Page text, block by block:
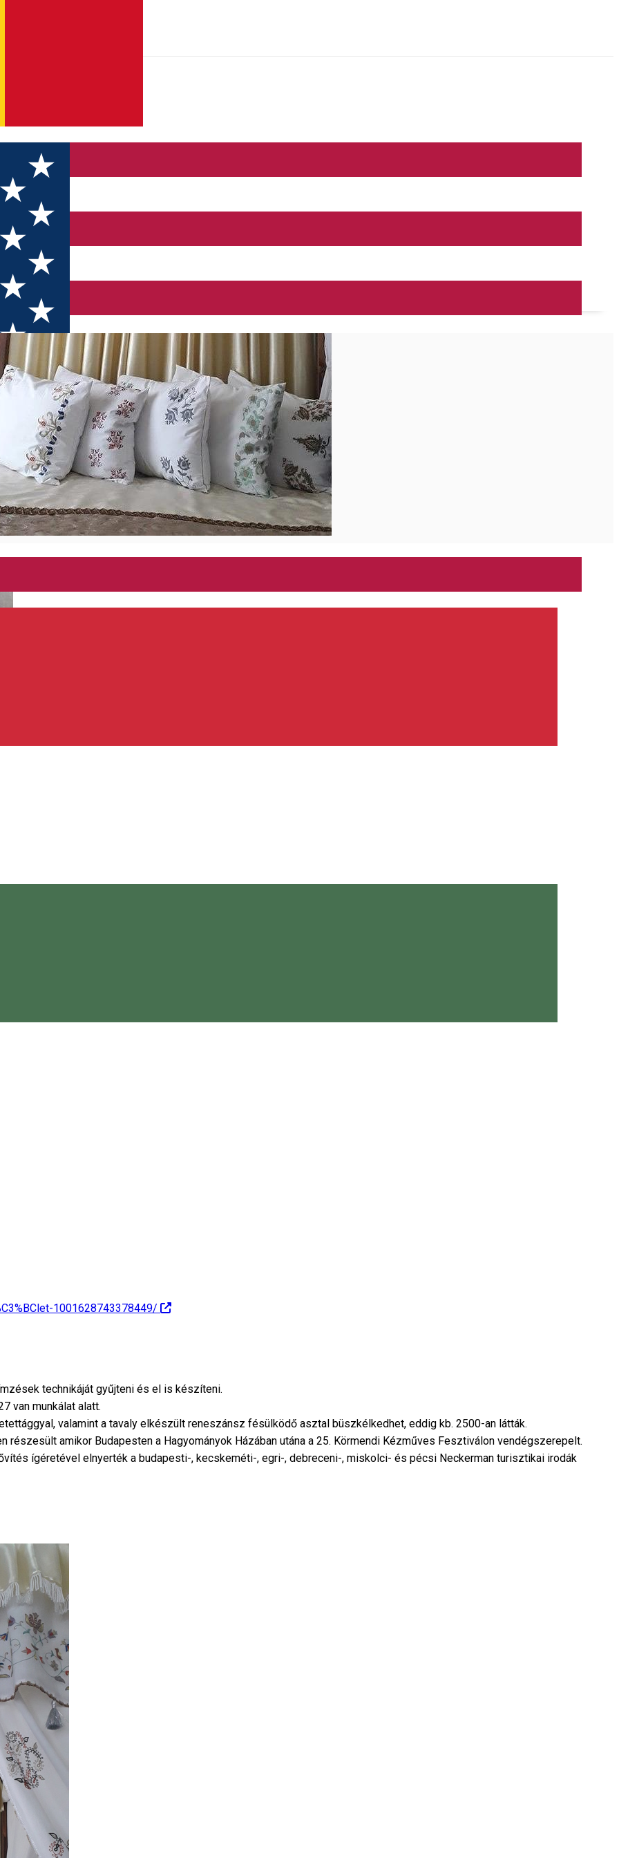
1001628743378449/
technikáját gyűjteni és el is készíteni.
van munkálat alatt.
valamint a tavaly elkészült reneszánsz fésülködő asztal büszkélkedhet, eddig kb. 2500-an látták.
amikor Budapesten a Hagyományok Házában utána a 25. Körmendi Kézműves Fesztiválon vendégszerepelt.
ígéretével elnyerték a budapesti-, kecskeméti-, egri-, debreceni-, miskolci- és pécsi Neckerman turisztikai irodák